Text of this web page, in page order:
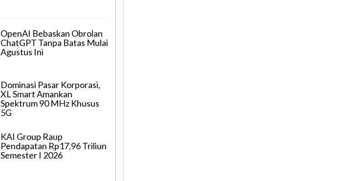
OpenAI Bebaskan Obrolan
ChatGPT Tanpa Batas Mulai
Agustus Ini
Dominasi Pasar Korporasi,
XL Smart Amankan
Spektrum 90 MHz Khusus
5G
KAI Group Raup
Pendapatan Rp17,96 Triliun
Semester I 2026